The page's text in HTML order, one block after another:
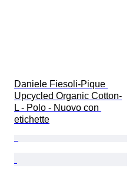
Daniele Fiesoli-Pique
Upcycled Organic Cotton-
L - Polo - Nuovo con
etichette